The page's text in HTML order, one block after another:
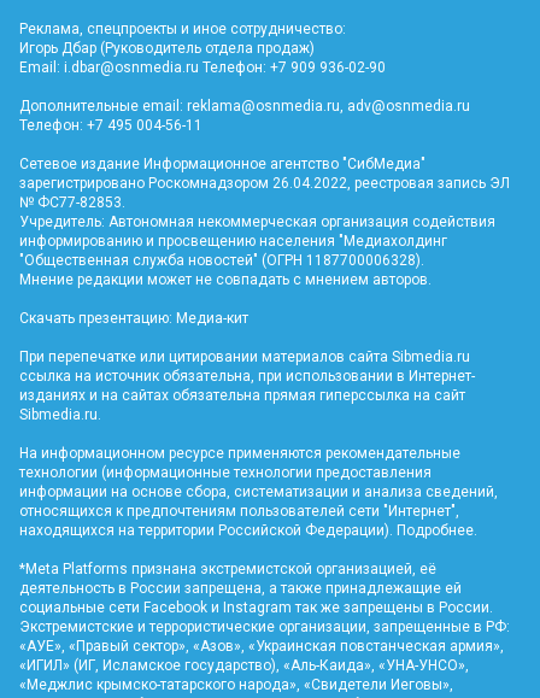
Реклама, спецпроекты и иное сотрудничество:
Игорь Дбар (Руководитель отдела продаж)
Email: i.dbar@osnmedia.ru Телефон: +7 909 936-02-90
Дополнительные email: reklama@osnmedia.ru adv@osnmedia.ru
Телефон: +7 495 004-56-11
Сетевое издание Информационное агентство "СибМедиа"
зарегистрировано Роскомнадзором 26.04.2022, реестровая запись ЭЛ
№ ФС77-82853.
Учредитель: Автономная некоммерческая организация содействия
информированию и просвещению населения "Медиахолдинг
"Общественная служба новостей" (ОГРН 1187700006328).
Мнение редакции может не совпадать с мнением авторов.
Скачать презентацию: Медиа-кит
При перепечатке или цитировании материалов сайта Sibmedia.ru
ссылка на источник обязательна, при использовании в Интернет-
изданиях и на сайтах обязательна прямая гиперссылка на сайт
Sibmedia.ru
На информационном ресурсе применяются рекомендательные
технологии (информационные технологии предоставления
информации на основе сбора, систематизации и анализа сведений,
относящихся к предпочтениям пользователей сети "Интернет",
находящихся на территории Российской Федерации). Подробнее
*Meta Platforms признана экстремистской организацией, её
деятельность в России запрещена, а также принадлежащие ей
социальные сети Facebook и Instagram так же запрещены в России.
Экстремистские и террористические организации, запрещенные в РФ:
«АУЕ», «Правый сектор», «Азов», «Украинская повстанческая армия»,
«ИГИЛ» (ИГ, Исламское государство), «Аль-Каида», «УНА-УНСО»,
«Меджлис крымско-татарского народа», «Свидетели Иеговы»,